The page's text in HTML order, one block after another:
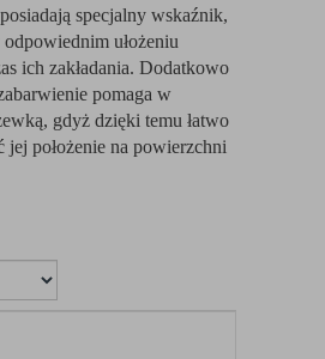
specjalny wskaźnik,
ułożeniu
ich zakładania. Dodatkowo
pomaga w
gdyż dzięki temu łatwo
jej położenie na powierzchni